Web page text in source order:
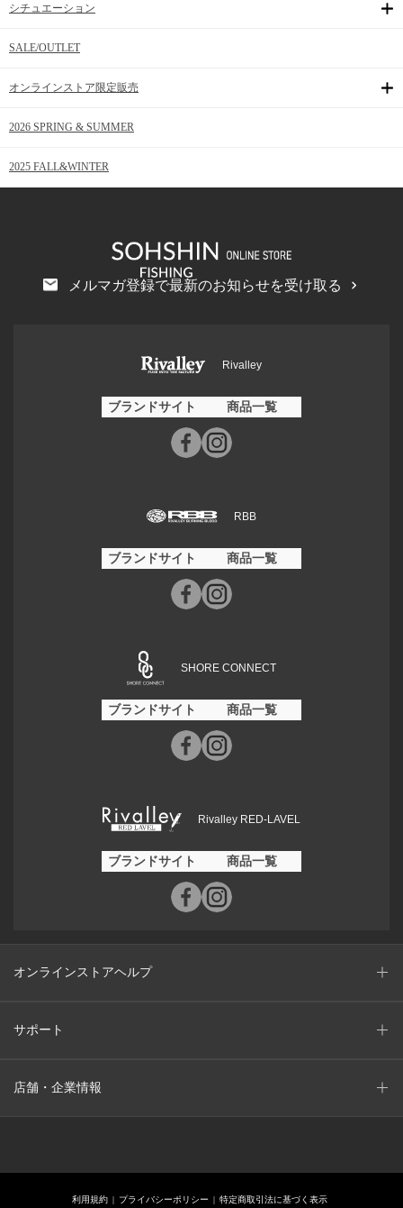
シチュエーション
SALE/OUTLET
オンラインストア限定販売
2026 SPRING & SUMMER
2025 FALL&WINTER
メルマガ登録で最新のお知らせを受け取る
Rivalley
ブランドサイト 商品一覧
RBB
ブランドサイト 商品一覧
SHORE CONNECT
ブランドサイト 商品一覧
Rivalley RED-LAVEL
ブランドサイト 商品一覧
オンラインストアヘルプ
サポート
店舗・企業情報
利用規約 プライバシーポリシー 特定商取引法に基づく表示